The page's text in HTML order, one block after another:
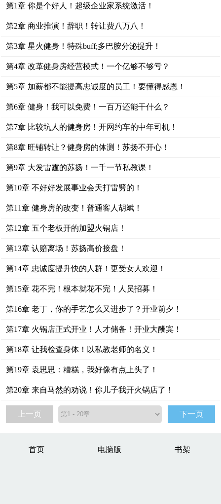
第1章 你是个好人！超级企业家系统激活！
第2章 商业推演！辞职！转让费八万八！
第3章 星火健身！特殊buff;多巴胺分泌提升！
第4章 改革健身房经营模式！一个亿够不够亏？
第5章 加薪都不能提高忠诚度的员工！要懂得感恩！
第6章 健身！我可以免费！一百万还能干什么？
第7章 比较坑人的健身房！开网约车的中年司机！
第8章 旺铺转让？健身房的体测！苏扬不开心！
第9章 大发雷霆的苏扬！一千一节私教课！
第10章 不好好发展事业会天打雷劈的！
第11章 健身房的改变！普通客人胡斌！
第12章 五个老板开的加盟火锅店！
第13章 认赔离场！苏扬高价接盘！
第14章 忠诚度提升快的人群！更受女人欢迎！
第15章 花不完！根本就花不完！人员招募！
第16章 老丁，你的手艺怎么又进步了？开业前夕！
第17章 火锅店正式开业！人才储备！开业大酬宾！
第18章 让我检查身体！以私教老师的名义！
第19章 袁思思：糟糕，我好像有点上头了！
第20章 来自马然的劝说！你儿子我开火锅店了！
上一页 下一页
首页 电脑版 书架